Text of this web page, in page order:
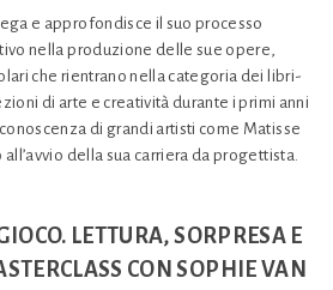
e approfondisce il suo processo
nella produzione delle sue opere,
che rientrano nella categoria dei libri-
di arte e creatività durante i primi anni
di grandi artisti come Matisse
all’avvio della sua carriera da progettista.
LETTURA, SORPRESA E
CON SOPHIE VAN